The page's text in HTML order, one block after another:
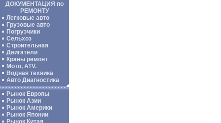
ДОКУМЕНТАЦИЯ по
РЕМОНТУ
Легковые авто
Грузовые авто
Погрузчики
Сельхоз
Строительная
Двигатели
Краны ремонт
Мото, ATV.
Водная техника
Авто Диагностика
Рынок Европы
Рынок Азии
Рынок Америки
Рынок Японии
Рынок Китая